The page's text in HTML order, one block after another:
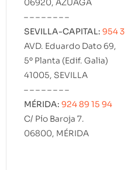
06920, AZUAGA
– – – – – – – –
SEVILLA-CAPITAL: 954
AVD. Eduardo Dato 69,
5º Planta (Edif. Galia)
41005, SEVILLA
– – – – – – – –
MÉRIDA: 924 89 15 94
C/ Pío Baroja 7.
06800, MÉRIDA